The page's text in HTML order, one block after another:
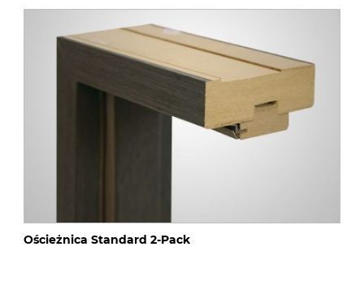
Ościeżnica Standard 2-Pack